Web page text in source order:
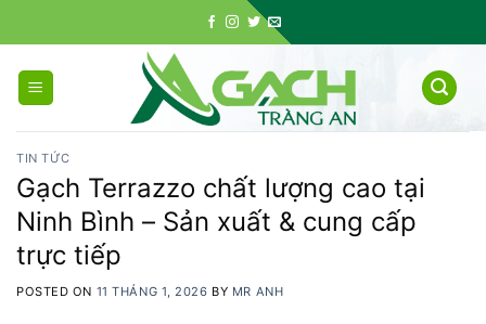
to
content
TIN TỨC
Gạch Terrazzo chất lượng cao tại
Ninh Bình – Sản xuất & cung cấp
trực tiếp
POSTED ON 11 THÁNG 1, 2026 BY MR ANH